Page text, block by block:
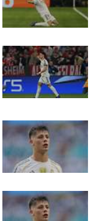
تقرير في الجول
حكايات في الجول
كويز في الجول